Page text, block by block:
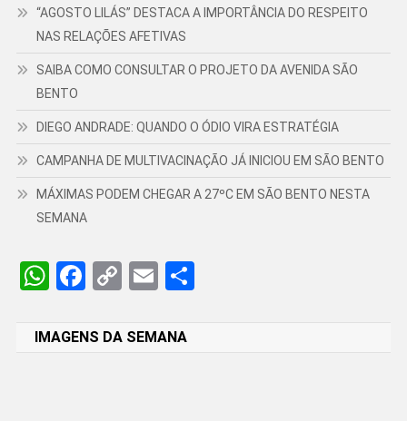
“AGOSTO LILÁS” DESTACA A IMPORTÂNCIA DO RESPEITO
NAS RELAÇÕES AFETIVAS
SAIBA COMO CONSULTAR O PROJETO DA AVENIDA SÃO
BENTO
DIEGO ANDRADE: QUANDO O ÓDIO VIRA ESTRATÉGIA
CAMPANHA DE MULTIVACINAÇÃO JÁ INICIOU EM SÃO BENTO
MÁXIMAS PODEM CHEGAR A 27ºC EM SÃO BENTO NESTA
SEMANA
WhatsApp
Facebook
CopyEmailShare
IMAGENS DA SEMANA